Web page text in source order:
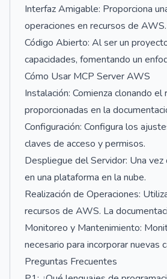
Interfaz Amigable: Proporciona
operaciones en recursos de AWS.
Código Abierto: Al ser un
capacidades, fomentando un
Cómo Usar MCP Server AWS
Instalación: Comienza clonando
proporcionadas en la
Configuración: Configura los
claves de acceso y permisos.
Despliegue del Servidor: Una
en una plataforma en la nube.
Realización de Operaciones:
recursos de AWS. La
Monitoreo y Mantenimiento:
necesario para incorporar nuevas
Preguntas Frecuentes